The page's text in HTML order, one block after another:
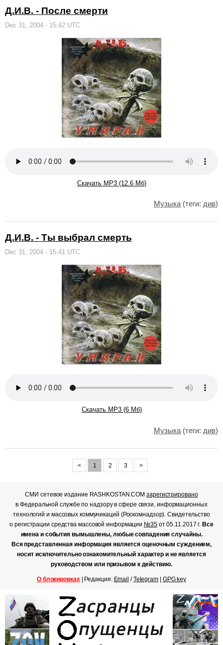
Д.И.В. - После смерти
Dec 31, 2004 - 15:42 UTC
Скачать MP3 (12.6 Мб)
Музыка (теги: див)
Д.И.В. - Ты выбрал смерть
Dec 31, 2004 - 15:41 UTC
Скачать MP3 (6 Мб)
Музыка (теги: див)
< 1 2 3 >
СМИ сетевое издание RASHKOSTAN.COMзарегистрировано
в Федеральной службе по надзору в сфере связи, информационных
технологий и массовых коммуникаций (Роскомнадзор). Свидетельство
о регистрации средства массовой информации №35от 05.11.2017 г. Все
имена и события вымышлены, любые совпадения случайны.
Вся представленная информация является оценочным суждением,
носит исключительно ознакомительный характер и не является
руководством или призывом к действию.
О блокировках| Редакция: Email /Telegram| GPG key